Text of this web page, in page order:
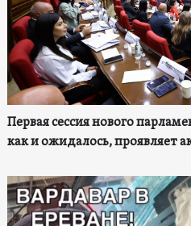
Первая сессия нового
как и ожидалось, проявляет